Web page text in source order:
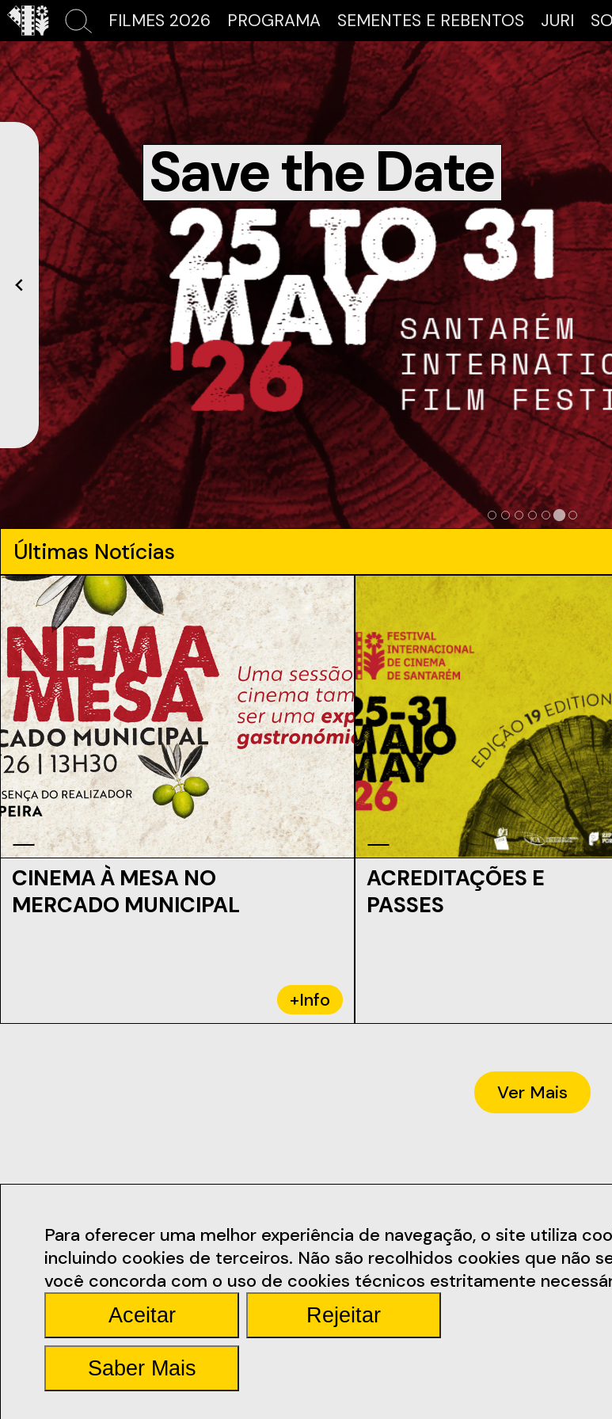
FILMES 2026 PROGRAMA SEMENTES E REBENTOS JURI
Save the Date
Últimas Notícias
CINEMA À MESA NO
MERCADO MUNICIPAL
+Info
ACREDITAÇÕES E
PASSES
Ver Mais
Para oferecer uma melhor experiência de navegação, o site utiliza
incluindo cookies de terceiros. Não são recolhidos cookies que não
você concorda com o uso de cookies técnicos estritamente
Aceitar Rejeitar
Saber Mais
Contactos
geral@ficsantarem.pt
Rua Miguel Bombarda 4
Santarém
Informações
Termos e Condições
Política de Privacidade
Parceiros